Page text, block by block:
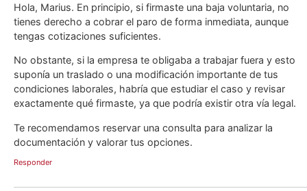
Hola, Marius. En principio, si firmaste una baja voluntaria, no
tienes derecho a cobrar el paro de forma inmediata, aunque
tengas cotizaciones suficientes.
No obstante, si la empresa te obligaba a trabajar fuera y esto
suponía un traslado o una modificación importante de tus
condiciones laborales, habría que estudiar el caso y revisar
exactamente qué firmaste, ya que podría existir otra vía legal.
Te recomendamos reservar una consulta para analizar la
documentación y valorar tus opciones.
Responder